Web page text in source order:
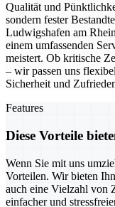
Qualität und
sondern fester
Ludwigshafen am
einem umfassenden
meistert. Ob kritische
– wir passen uns
Sicherheit und
Features
Diese Vorteile
Wenn Sie mit uns
Vorteilen. Wir bieten
auch eine Vielzahl von
einfacher und